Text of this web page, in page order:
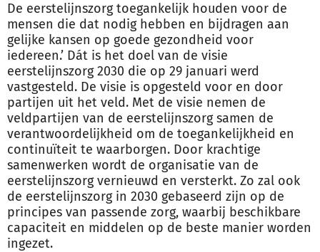
De eerstelijnszorg toegankelijk houden voor de
mensen die dat nodig hebben en bijdragen aan
gelijke kansen op goede gezondheid voor
iedereen.’ Dát is het doel van de visie
eerstelijnszorg 2030 die op 29 januari werd
vastgesteld. De visie is opgesteld voor en door
partijen uit het veld. Met de visie nemen de
veldpartijen van de eerstelijnszorg samen de
verantwoordelijkheid om de toegankelijkheid en
continuïteit te waarborgen. Door krachtige
samenwerken wordt de organisatie van de
eerstelijnszorg vernieuwd en versterkt. Zo zal ook
de eerstelijnszorg in 2030 gebaseerd zijn op de
principes van passende zorg, waarbij beschikbare
capaciteit en middelen op de beste manier worden
ingezet.